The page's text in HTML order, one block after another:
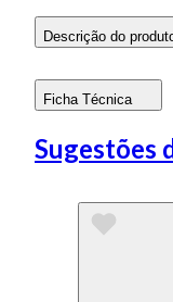
Descrição do
Ficha Técnica
Sugestões